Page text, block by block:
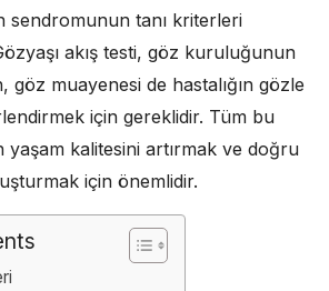
sendromunun tanı kriterleri
akış testi, göz kuruluğunun
göz muayenesi de hastalığın gözle
için gereklidir. Tüm bu
yaşam kalitesini artırmak ve doğru
için önemlidir.